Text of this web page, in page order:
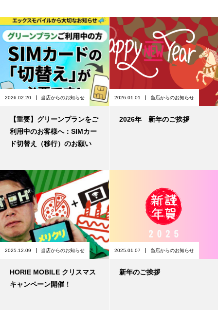
2026.02.20 当店からのお知らせ
【重要】グリーンプランをご
利用中のお客様へ：SIMカー
ド切替え（移行）のお願い
2026.01.01 当店からのお知らせ
2026年 新年のご挨拶
2025.12.09 当店からのお知らせ
HORIE MOBILE クリスマス
キャンペーン開催！
2025.01.07 当店からのお知らせ
新年のご挨拶